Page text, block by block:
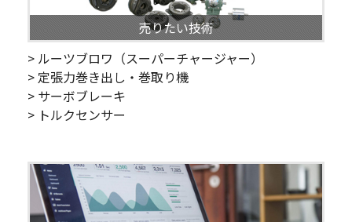
売りたい技術
> ルーツブロワ（スーパーチャージャー）
> 定張力巻き出し・巻取り機
> サーボブレーキ
> トルクセンサー